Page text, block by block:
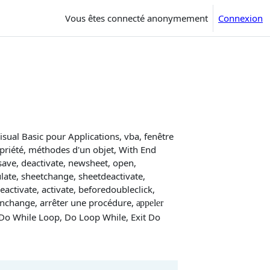
Vous êtes connecté anonymement Connexion
Basic pour Applications, vba, fenêtre
méthodes d'un objet, With End
deactivate, newsheet, open,
sheetchange, sheetdeactivate,
activate, beforedoubleclick,
arrêter une procédure, appeler
While Loop, Do Loop While, Exit Do